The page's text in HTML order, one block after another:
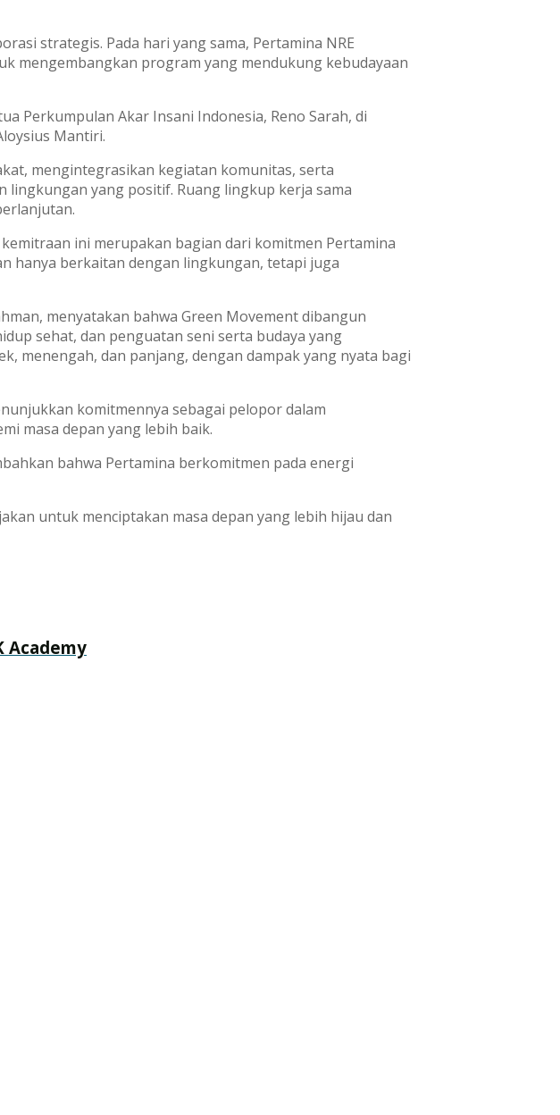
strategis. Pada hari yang sama, Pertamina NRE
mengembangkan program yang mendukung kebudayaan
Perkumpulan Akar Insani Indonesia, Reno Sarah, di
Mantiri.
mengintegrasikan kegiatan komunitas, serta
yang positif. Ruang lingkup kerja sama
ini merupakan bagian dari komitmen Pertamina
hanya berkaitan dengan lingkungan, tetapi juga
menyatakan bahwa Green Movement dibangun
sehat, dan penguatan seni serta budaya yang
menengah, dan panjang, dengan dampak yang nyata bagi
komitmennya sebagai pelopor dalam
masa depan yang lebih baik.
bahwa Pertamina berkomitmen pada energi
untuk menciptakan masa depan yang lebih hijau dan
Academy